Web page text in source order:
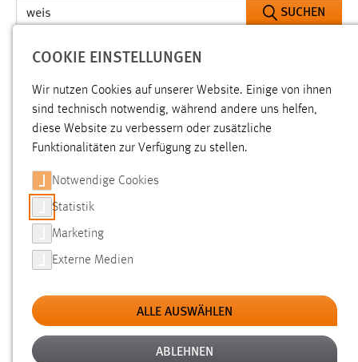
SUCHEN
Aktive Filter: ALTER: 1 BIS 6 MONATE
ALLE FILTER ENTFERNEN
Gesucht nach "weis".Es wurden 17 Ergebnisse gefunden.
Zeige Ergebnisse 1 bis 17 von 17.
[PDF] MAPR-hochschuluebergreifende Module
2026SoSe
COOKIE EINSTELLUNGEN
Wir nutzen Cookies auf unserer Website. Einige von ihnen
sind technisch notwendig, während andere uns helfen,
diese Website zu verbessern oder zusätzliche
Funktionalitäten zur Verfügung zu stellen.
Notwendige Cookies
Statistik
Marketing
Externe Medien
ALLE AUSWÄHLEN
ABLEHNEN